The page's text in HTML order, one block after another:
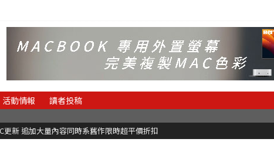
活動情報 讀者投稿
更新 追加大量內容同時系舊作限時超平價折扣